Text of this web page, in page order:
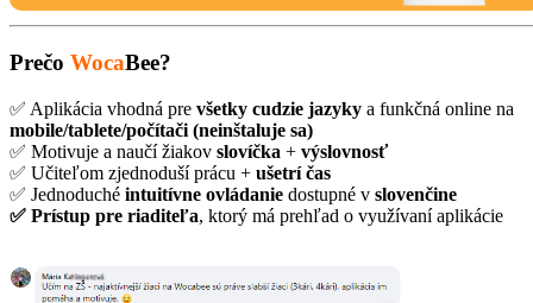
Prečo WocaBee?
✅ Aplikácia vhodná pre všetky cudzie jazyky a funkčná online na
mobile/tablete/počítači (neinštaluje sa)
✅ Motivuje a naučí žiakov slovíčka + výslovnosť
✅ Učiteľom zjednoduší prácu + ušetrí čas
✅ Jednoduché intuitívne ovládanie dostupné v slovenčine
✅ Prístup pre riaditeľa, ktorý má prehľad o využívaní aplikácie